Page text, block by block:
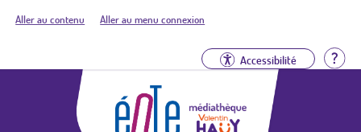
Aller au contenu Aller au menu connexion
Accessibilité